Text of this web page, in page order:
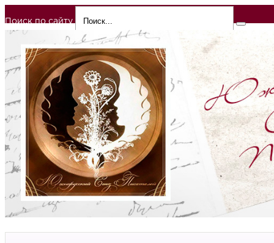
Поиск по сайту